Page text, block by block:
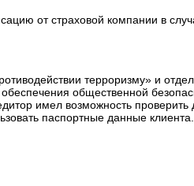
от страховой компании в
терроризму» и
общественной
имел возможность проверить
паспортные данные клиента.